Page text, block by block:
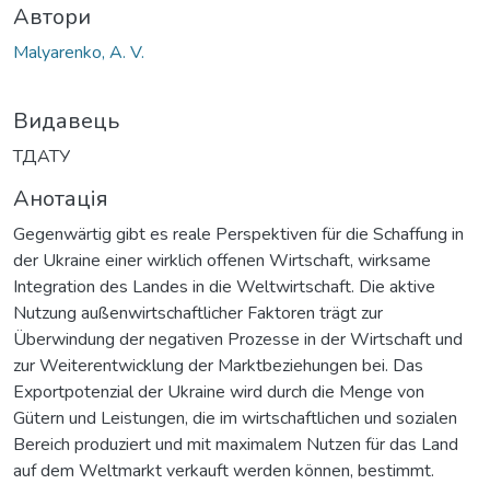
Автори
Malyarenko, A. V.
Видавець
ТДАТУ
Анотація
Gegenwärtig gibt es reale Perspektiven für die Schaffung in
der Ukraine einer wirklich offenen Wirtschaft, wirksame
Integration des Landes in die Weltwirtschaft. Die aktive
Nutzung außenwirtschaftlicher Faktoren trägt zur
Überwindung der negativen Prozesse in der Wirtschaft und
zur Weiterentwicklung der Marktbeziehungen bei. Das
Exportpotenzial der Ukraine wird durch die Menge von
Gütern und Leistungen, die im wirtschaftlichen und sozialen
Bereich produziert und mit maximalem Nutzen für das Land
auf dem Weltmarkt verkauft werden können, bestimmt.